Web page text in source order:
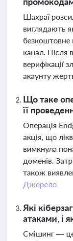
Шахраї
виглядають
безкоштовне
канал. Після
верифікації
акаунту
Що таке
її
Операція
акція, що
вимкнула
доменів.
також
Джерело
Які
атаками, і
Смішинг — це